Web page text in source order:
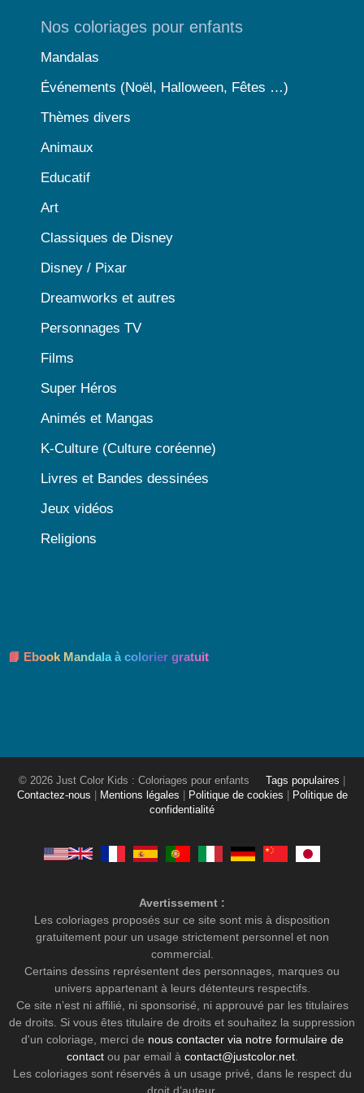
Nos coloriages pour enfants
Mandalas
Événements (Noël, Halloween, Fêtes …)
Thèmes divers
Animaux
Educatif
Art
Classiques de Disney
Disney / Pixar
Dreamworks et autres
Personnages TV
Films
Super Héros
Animés et Mangas
K-Culture (Culture coréenne)
Livres et Bandes dessinées
Jeux vidéos
Religions
📘 Ebook Mandala à colorier gratuit
© 2026 Just Color Kids : Coloriages pour enfants Tags populaires
Contactez-nous
Mentions légales Politique de cookies
Politique de
confidentialité
Avertissement :
Les coloriages proposés sur ce site sont mis à disposition
gratuitement pour un usage strictement personnel et non
commercial.
Certains dessins représentent des personnages, marques ou
univers appartenant à leurs détenteurs respectifs.
Ce site n’est ni affilié, ni sponsorisé, ni approuvé par les titulaires
de droits. Si vous êtes titulaire de droits et souhaitez la suppression
d'un coloriage, merci de nous contacter via notre formulaire de
contactou par email à contact@justcolor.net.
Les coloriages sont réservés à un usage privé, dans le respect du